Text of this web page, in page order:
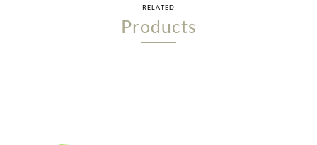
RELATED
Products